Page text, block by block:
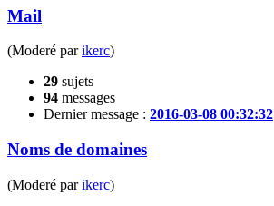
Mail
(Moderé parikerc)
29 sujets
94 messages
Dernier message : 2016-03-08 00:32:32
Noms de domaines
(Moderé parikerc)